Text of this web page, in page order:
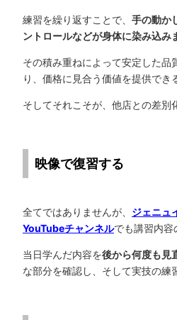
練習を繰り返すことで、 手の動か
ントロールなどが身体に染み込み
その積み重ねによって安定した品
り、価格に見合う価値を提供でき
そしてそれこそが、他店との差別
映像で復習する
全てではありませんが、 ジェニュ
YouTubeチャンネルでも講習内容
当日学んだ内容を後から何度も見
な部分を確認し、そして実技の練